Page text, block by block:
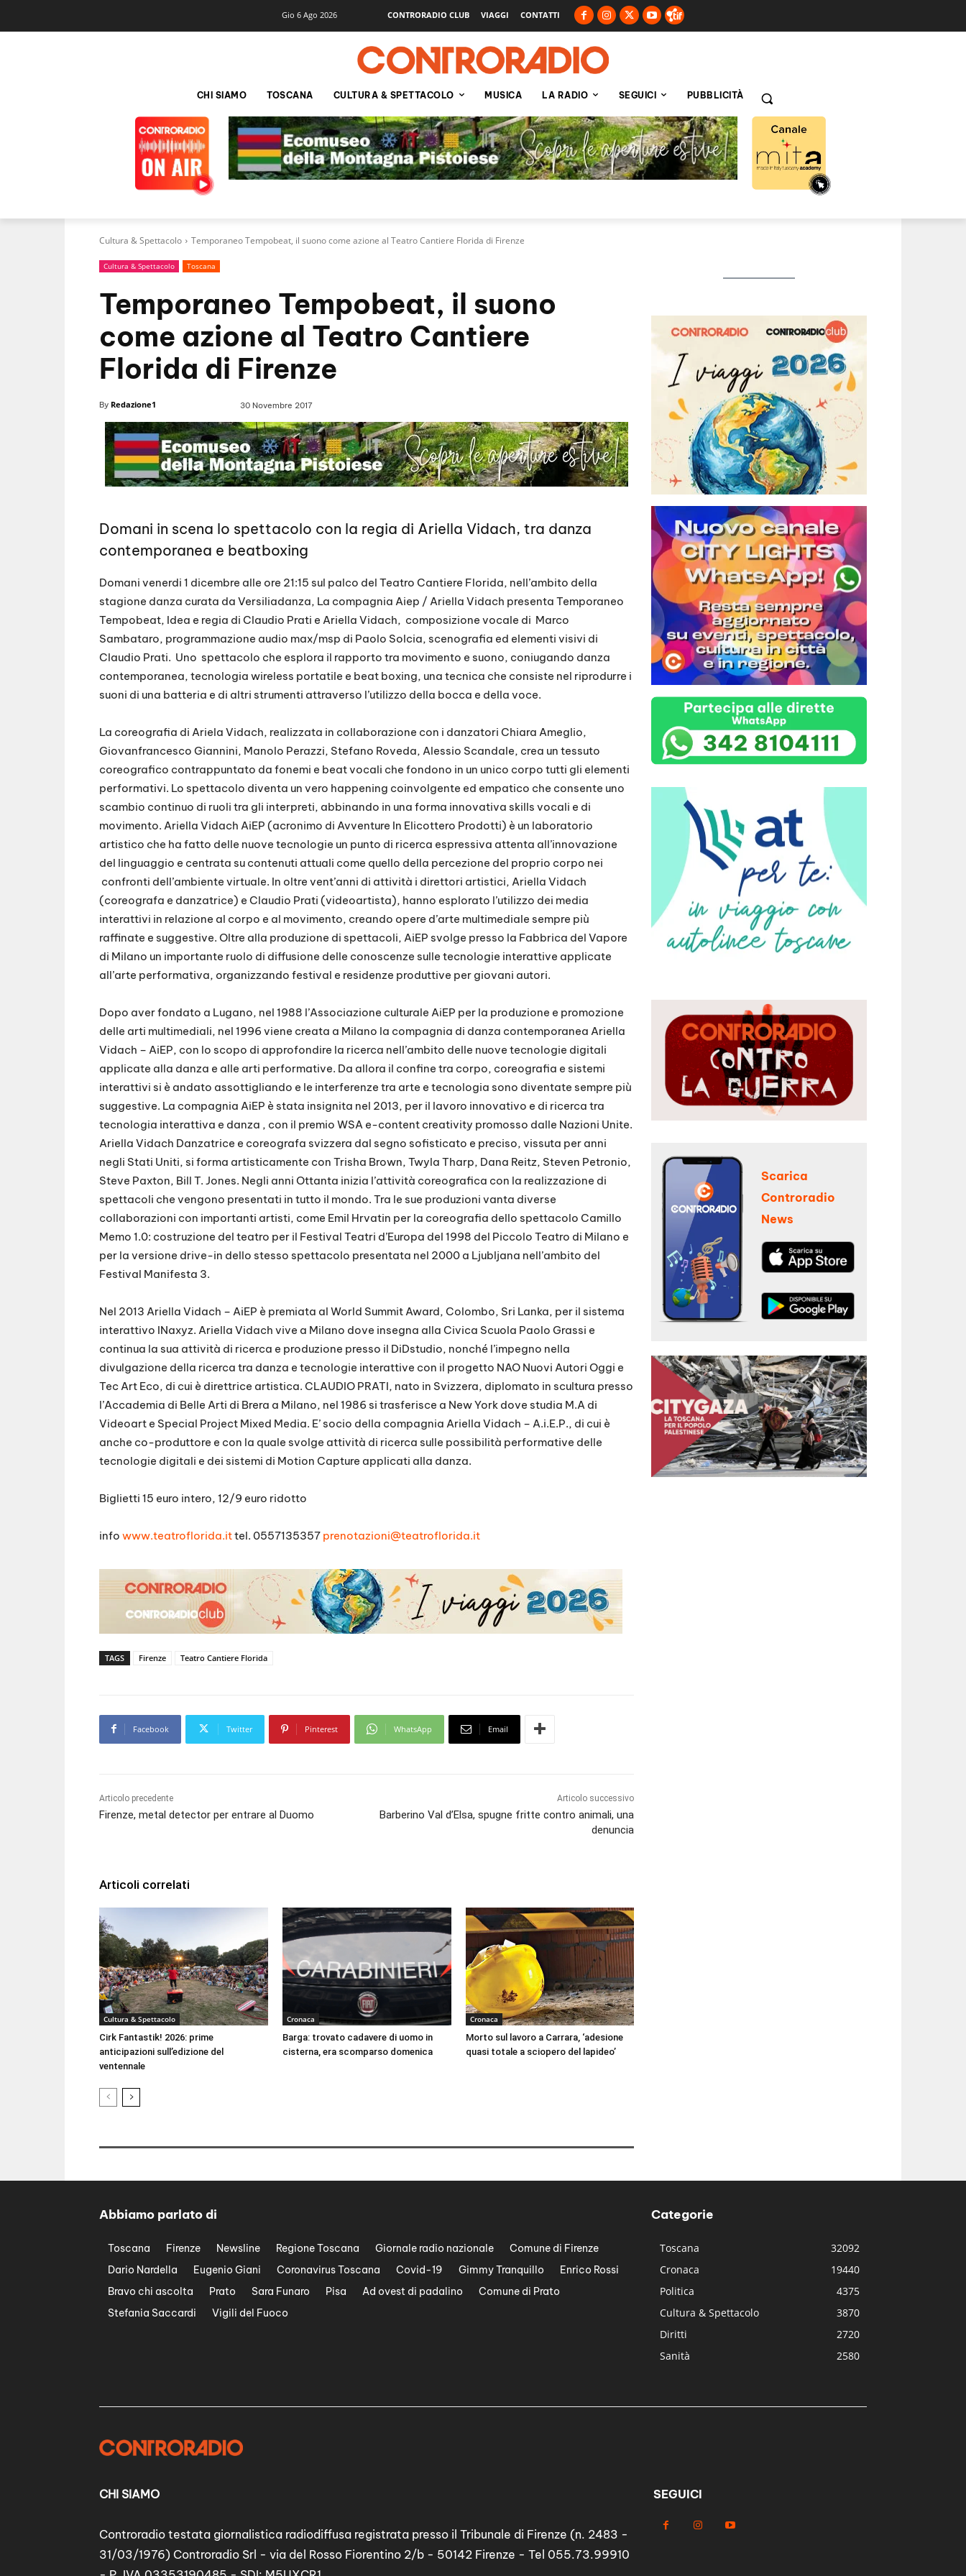
Gio 6 Ago 2026 CONTRORADIO CLUB VIAGGI CONTATTI
CHI SIAMO TOSCANA CULTURA & SPETTACOLO MUSICA LA RADIO SEGUICI PUBBLICITÀ
Cultura & Spettacolo Temporaneo Tempobeat, il suono come azione al Teatro Cantiere Florida di Firenze
Cultura & Spettacolo Toscana
Temporaneo Tempobeat, il suono
come azione al Teatro Cantiere
Florida di Firenze
By Redazione1 30 Novembre 2017
Domani in scena lo spettacolo con la regia di Ariella Vidach, tra danza
contemporanea e beatboxing
Domani venerdi 1 dicembre alle ore 21:15 sul palco del Teatro Cantiere Florida, nell’ambito della
stagione danza curata da Versiliadanza, La compagnia Aiep / Ariella Vidach presenta Temporaneo
Tempobeat, Idea e regia di Claudio Prati e Ariella Vidach, composizione vocale di Marco
Sambataro, programmazione audio max/msp di Paolo Solcia, scenografia ed elementi visivi di
Claudio Prati. Uno spettacolo che esplora il rapporto tra movimento e suono, coniugando danza
contemporanea, tecnologia wireless portatile e beat boxing, una tecnica che consiste nel riprodurre i
suoni di una batteria e di altri strumenti attraverso l’utilizzo della bocca e della voce.
La coreografia di Ariela Vidach, realizzata in collaborazione con i danzatori Chiara Ameglio,
Giovanfrancesco Giannini, Manolo Perazzi, Stefano Roveda, Alessio Scandale, crea un tessuto
coreografico contrappuntato da fonemi e beat vocali che fondono in un unico corpo tutti gli elementi
performativi. Lo spettacolo diventa un vero happening coinvolgente ed empatico che consente uno
scambio continuo di ruoli tra gli interpreti, abbinando in una forma innovativa skills vocali e di
movimento. Ariella Vidach AiEP (acronimo di Avventure In Elicottero Prodotti) è un laboratorio
artistico che ha fatto delle nuove tecnologie un punto di ricerca espressiva attenta all’innovazione
del linguaggio e centrata su contenuti attuali come quello della percezione del proprio corpo nei
confronti dell’ambiente virtuale. In oltre vent’anni di attività i direttori artistici, Ariella Vidach
(coreografa e danzatrice) e Claudio Prati (videoartista), hanno esplorato l’utilizzo dei media
interattivi in relazione al corpo e al movimento, creando opere d’arte multimediale sempre più
raffinate e suggestive. Oltre alla produzione di spettacoli, AiEP svolge presso la Fabbrica del Vapore
di Milano un importante ruolo di diffusione delle conoscenze sulle tecnologie interattive applicate
all’arte performativa, organizzando festival e residenze produttive per giovani autori.
Dopo aver fondato a Lugano, nel 1988 l’Associazione culturale AiEP per la produzione e promozione
delle arti multimediali, nel 1996 viene creata a Milano la compagnia di danza contemporanea Ariella
Vidach – AiEP, con lo scopo di approfondire la ricerca nell’ambito delle nuove tecnologie digitali
applicate alla danza e alle arti performative. Da allora il confine tra corpo, coreografia e sistemi
interattivi si è andato assottigliando e le interferenze tra arte e tecnologia sono diventate sempre più
suggestive. La compagnia AiEP è stata insignita nel 2013, per il lavoro innovativo e di ricerca tra
tecnologia interattiva e danza , con il premio WSA e-content creativity promosso dalle Nazioni Unite.
Ariella Vidach Danzatrice e coreografa svizzera dal segno sofisticato e preciso, vissuta per anni
negli Stati Uniti, si forma artisticamente con Trisha Brown, Twyla Tharp, Dana Reitz, Steven Petronio,
Steve Paxton, Bill T. Jones. Negli anni Ottanta inizia l’attività coreografica con la realizzazione di
spettacoli che vengono presentati in tutto il mondo. Tra le sue produzioni vanta diverse
collaborazioni con importanti artisti, come Emil Hrvatin per la coreografia dello spettacolo Camillo
Memo 1.0: costruzione del teatro per il Festival Teatri d’Europa del 1998 del Piccolo Teatro di Milano e
per la versione drive-in dello stesso spettacolo presentata nel 2000 a Ljubljana nell’ambito del
Festival Manifesta 3.
Nel 2013 Ariella Vidach – AiEP è premiata al World Summit Award, Colombo, Sri Lanka, per il sistema
interattivo INaxyz. Ariella Vidach vive a Milano dove insegna alla Civica Scuola Paolo Grassi e
continua la sua attività di ricerca e produzione presso il DiDstudio, nonché l’impegno nella
divulgazione della ricerca tra danza e tecnologie interattive con il progetto NAO Nuovi Autori Oggi e
Tec Art Eco, di cui è direttrice artistica. CLAUDIO PRATI, nato in Svizzera, diplomato in scultura presso
l’Accademia di Belle Arti di Brera a Milano, nel 1986 si trasferisce a New York dove studia M.A di
Videoart e Special Project Mixed Media. E’ socio della compagnia Ariella Vidach – A.i.E.P., di cui è
anche co-produttore e con la quale svolge attività di ricerca sulle possibilità performative delle
tecnologie digitali e dei sistemi di Motion Capture applicati alla danza.
Biglietti 15 euro intero, 12/9 euro ridotto
info www.teatroflorida.ittel. 0557135357 prenotazioni@teatroflorida.it
TAGS Firenze Teatro Cantiere Florida
Facebook Twitter Pinterest WhatsApp Email
Articolo precedente
Firenze, metal detector per entrare al Duomo
Articolo successivo
Barberino Val d’Elsa, spugne fritte contro animali, una
denuncia
Articoli correlati
Cultura & Spettacolo
Cirk Fantastik! 2026: prime
anticipazioni sull’edizione del
ventennale
Cronaca
Barga: trovato cadavere di uomo in
cisterna, era scomparso domenica
Cronaca
Morto sul lavoro a Carrara, ‘adesione
quasi totale a sciopero del lapideo’
Scarica
Controradio
News
Abbiamo parlato di
Toscana Firenze Newsline Regione Toscana Giornale radio nazionale
Comune di Firenze
Dario Nardella
Eugenio Giani Coronavirus Toscana Covid-19 Gimmy Tranquillo
Enrico Rossi
Bravo chi ascolta
Prato Sara Funaro Pisa Ad ovest di padalino
Comune di Prato
Stefania Saccardi
Vigili del Fuoco
Categorie
Toscana
32092
Cronaca
19440
Politica
4375
Cultura & Spettacolo
3870
Diritti
2720
Sanità
2580
CHI SIAMO
Controradio testata giornalistica radiodiffusa registrata presso il Tribunale di Firenze (n. 2483 -
31/03/1976) Controradio Srl - via del Rosso Fiorentino 2/b - 50142 Firenze - Tel 055.73.99910
SEGUICI